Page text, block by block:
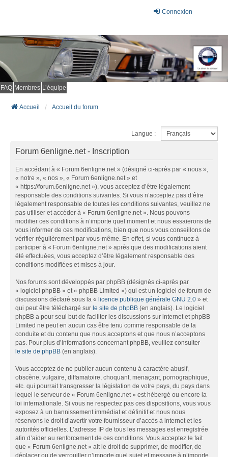
Connexion
FAQ Membres L’équipe
Accueil Accueil du forum
Langue :
Forum 6enligne.net - Inscription
En accédant à « Forum 6enligne.net » (désigné ci-après par « nous »,
« notre », « nos », « Forum 6enligne.net » et
« https://forum.6enligne.net »), vous acceptez d’être légalement
responsable des conditions suivantes. Si vous n’acceptez pas d’être
légalement responsable de toutes les conditions suivantes, veuillez ne
pas utiliser et accéder à « Forum 6enligne.net ». Nous pouvons
modifier ces conditions à n’importe quel moment et nous essaierons de
vous informer de ces modifications, bien que nous vous conseillons de
vérifier régulièrement par vous-même. En effet, si vous continuez à
participer à « Forum 6enligne.net » après que des modifications aient
été effectuées, vous acceptez d’être légalement responsable des
conditions modifiées et mises à jour.
Nos forums sont développés par phpBB (désignés ci-après par
« logiciel phpBB » et « phpBB Limited ») qui est un logiciel de forum de
discussions déclaré sous la « licence publique générale GNU 2.0 » et
qui peut être téléchargé sur le site de phpBB (en anglais). Le logiciel
phpBB a pour seul but de faciliter les discussions sur internet et phpBB
Limited ne peut en aucun cas être tenu comme responsable de la
conduite et du contenu que nous acceptons et que nous n’acceptons
pas. Pour plus d’informations concernant phpBB, veuillez consulter
le site de phpBB (en anglais).
Vous acceptez de ne publier aucun contenu à caractère abusif,
obscène, vulgaire, diffamatoire, choquant, menaçant, pornographique,
etc. qui pourrait transgresser la législation de votre pays, du pays dans
lequel le serveur de « Forum 6enligne.net » est hébergé ou encore la
loi internationale. Si vous ne respectez pas ces dispositions, vous vous
exposez à un bannissement immédiat et définitif et nous nous
réservons le droit d’avertir votre fournisseur d’accès à internet et les
autorités officielles. L’adresse IP de tous les messages est enregistrée
afin d’aider au renforcement de ces conditions. Vous acceptez le fait
que « Forum 6enligne.net » ait le droit de supprimer, de modifier, de
déplacer ou de verrouiller n’importe quel sujet et message à n’importe